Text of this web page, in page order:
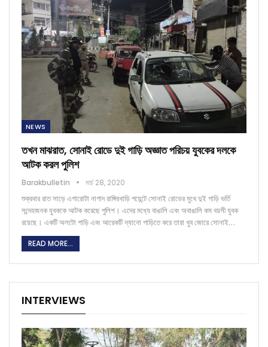
NEWS
তখন মাঝরাত, সোনাই রোডে দুই গাড়ি অজ্ঞাত পরিচয় যুবকের দলকে
আটক করল পুলিশ
Barakbulletin মার্চ 28, 2020
শুক্রবার রাত সাড়ে এগারোটা নাগাদ রাঙ্গিরখাড়ি পয়েন্টে সোনাই রোডের মুখে দুই গাড়ি ভর্তি
সন্দেহজনক যুবককে আটক করেছে পুলিশ। এদের মধ্যে বাঙালি এবং অবাঙালি কম বয়সী যুবক
রয়েছে। একটি অলটো গাড়ি এবং আরেকটি ন্যানো গাড়িতে করে তারা খুব জোরে সোনাই…
READ MORE...
INTERVIEWS